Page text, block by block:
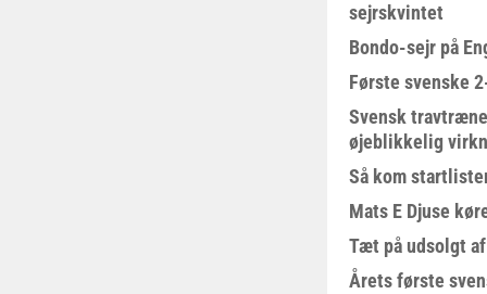
sejrskvintet
Bondo-sejr på
Første svenske
Svensk
øjeblikkelig
Så kom
Mats E Djuse
Tæt på udsolgt
Årets første